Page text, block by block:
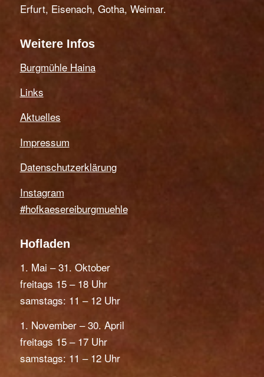
Erfurt, Eisenach, Gotha, Weimar.
Weitere Infos
Burgmühle Haina
Links
Aktuelles
Impressum
Datenschutzerklärung
Instagram
#hofkaesereiburgmuehle
Hofladen
1. Mai – 31. Oktober
freitags 15 – 18 Uhr
samstags: 11 – 12 Uhr
1. November – 30. April
freitags 15 – 17 Uhr
samstags: 11 – 12 Uhr